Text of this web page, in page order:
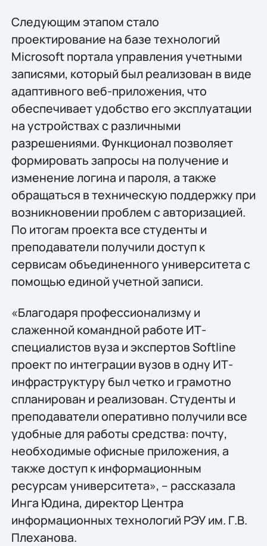
Следующим этапом стало
проектирование на базе технологий
Microsoft портала управления учетными
записями, который был реализован в виде
адаптивного веб-приложения, что
обеспечивает удобство его эксплуатации
на устройствах с различными
разрешениями. Функционал позволяет
формировать запросы на получение и
изменение логина и пароля, а также
обращаться в техническую поддержку при
возникновении проблем с авторизацией.
По итогам проекта все студенты и
преподаватели получили доступ к
сервисам объединенного университета с
помощью единой учетной записи.
«Благодаря профессионализму и
слаженной командной работе ИТ-
специалистов вуза и экспертов Softline
проект по интеграции вузов в одну ИТ-
инфраструктуру был четко и грамотно
спланирован и реализован. Студенты и
преподаватели оперативно получили все
удобные для работы средства: почту,
необходимые офисные приложения, а
также доступ к информационным
ресурсам университета», – рассказала
Инга Юдина, директор Центра
информационных технологий РЭУ им. Г.В.
Плеханова.